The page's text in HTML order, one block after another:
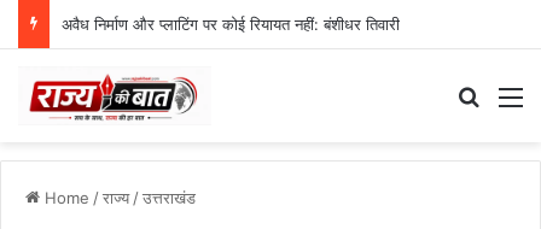
अवैध निर्माण और प्लाटिंग पर कोई रियायत नहीं: बंशीधर तिवारी
Home /राज्य/उत्तराखंड